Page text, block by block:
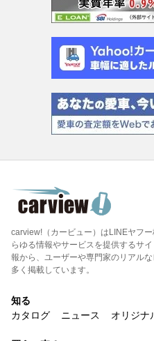
carview!（カービュー）はLINEヤフ
らゆる情報やサービスを提供するサ
報から、ユーザーや専門家のリアル
多く掲載しています。
知る
カタログ
ニュース オリジナ